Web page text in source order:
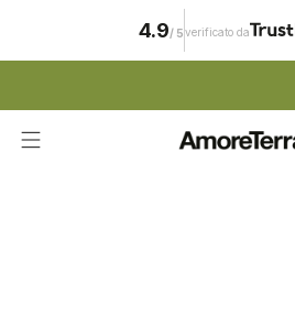
4.9/ 5 verificato da